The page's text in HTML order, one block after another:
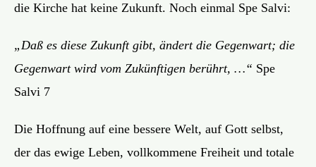
die Kirche hat keine Zukunft. Noch einmal Spe Salvi:
„Daß es diese Zukunft gibt, ändert die Gegenwart; die
Gegenwart wird vom Zukünftigen berührt, …“ Spe
Salvi 7
Die Hoffnung auf eine bessere Welt, auf Gott selbst,
der das ewige Leben, vollkommene Freiheit und totale